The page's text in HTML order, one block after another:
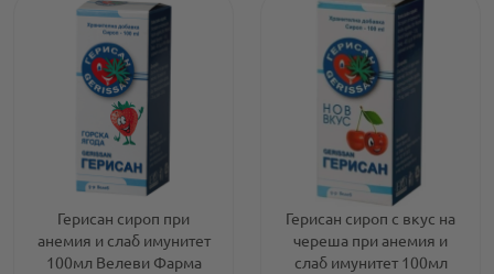
Герисан сироп при
анемия и слаб имунитет
100мл Велеви Фарма
Герисан сироп с вкус на
череша при анемия и
слаб имунитет 100мл